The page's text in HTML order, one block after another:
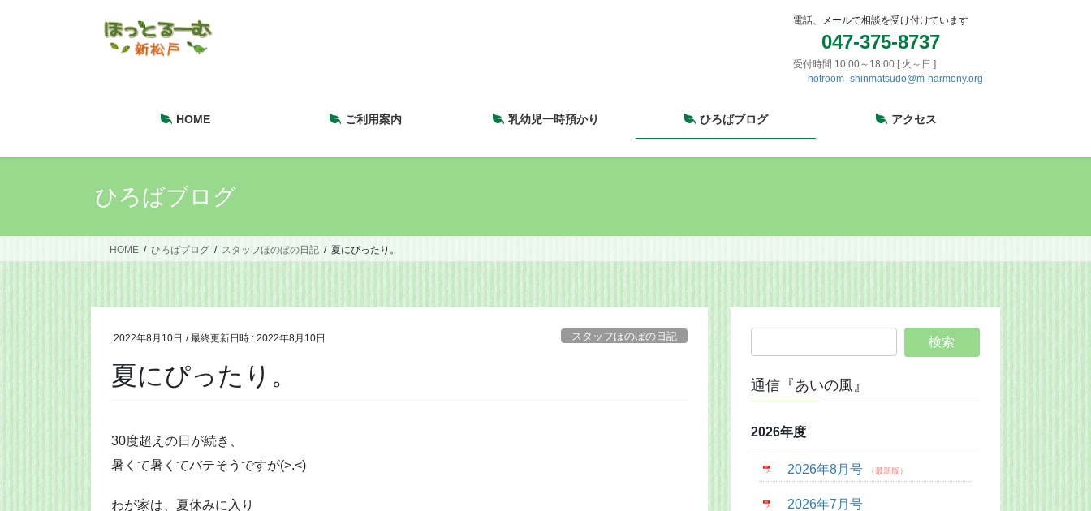
電話、メールで相談を受け付けています
047-375-8737
受付時間 10:00～18:00 [ 火～日 ]
hotroom_shinmatsudo@m-harmony.org
HOME ご利用案内 乳幼児一時預かり ひろばブログ アクセス
ひろばブログ
HOME ひろばブログ スタッフほのぼの日記 夏にぴったり。
2022年8月10日 / 最終更新日時 : 2022年8月10日 スタッフほのぼの日記
夏にぴったり。
30度超えの日が続き、
暑くて暑くてバテそうですが(>.<)
わが家は、夏休みに入り
通信『あいの風』
2026年度
2026年8月号
2026年7月号